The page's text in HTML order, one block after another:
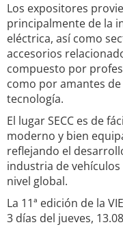
Los expositores
principalmente de la
eléctrica, así como
accesorios
compuesto por
como por amantes
tecnología.
El lugar SECC es de
moderno y bien
reflejando el
industria de
nivel global.
La 11ª edición de la
3 días del jueves,